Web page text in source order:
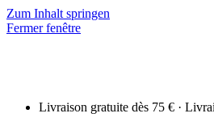
Zum Inhalt springen
Fermer fenêtre
Livraison gratuite dès 75 € ·